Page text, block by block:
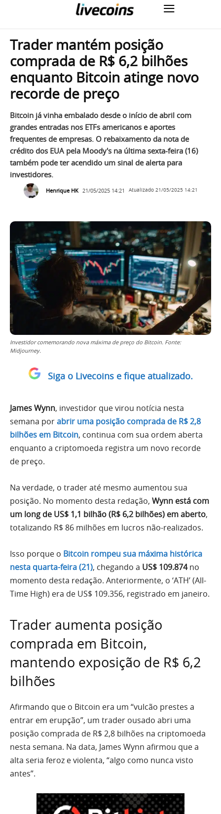
Trader mantém posição
comprada de R$ 6,2 bilhões
enquanto Bitcoin atinge novo
recorde de preço
Bitcoin já vinha embalado desde o início de abril com
grandes entradas nos ETFs americanos e aportes
frequentes de empresas. O rebaixamento da nota de
crédito dos EUA pela Moody's na última sexta-feira (16)
também pode ter acendido um sinal de alerta para
investidores.
Henrique HK 21/05/2025 14:21 Atualizado 21/05/2025 14:21
Investidor comemorando nova máxima de preço do Bitcoin. Fonte:
Midjourney.
Siga o Livecoins e fique atualizado.
James Wynn, investidor que virou notícia nesta
semana porabrir uma posição comprada de R$ 2,8
bilhões em Bitcoin, continua com sua ordem aberta
enquanto a criptomoeda registra um novo recorde
de preço.
Na verdade, o trader até mesmo aumentou sua
posição. No momento desta redação, Wynn está com
um long de US$ 1,1 bilhão (R$ 6,2 bilhões) em aberto,
totalizando R$ 86 milhões em lucros não-realizados.
Isso porque o Bitcoin rompeu sua máxima histórica
nesta quarta-feira (21), chegando a US$ 109.874no
momento desta redação. Anteriormente, o ‘ATH’ (All-
Time High) era de US$ 109.356, registrado em janeiro.
Trader aumenta posição
comprada em Bitcoin,
mantendo exposição de R$ 6,2
bilhões
Afirmando que o Bitcoin era um “vulcão prestes a
entrar em erupção”, um trader ousado abri uma
posição comprada de R$ 2,8 bilhões na criptomoeda
nesta semana. Na data, James Wynn afirmou que a
alta seria feroz e violenta, “algo como nunca visto
antes”.